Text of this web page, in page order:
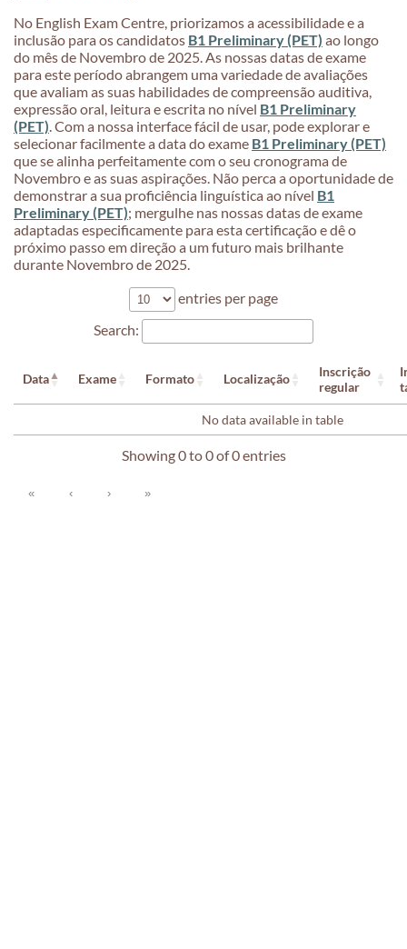
No English Exam Centre, priorizamos a acessibilidade e a
inclusão para os candidatos B1 Preliminary (PET) ao longo
do mês de Novembro de 2025. As nossas datas de exame
para este período abrangem uma variedade de avaliações
que avaliam as suas habilidades de compreensão auditiva,
expressão oral, leitura e escrita no nível B1 Preliminary
(PET) . Com a nossa interface fácil de usar, pode explorar e
selecionar facilmente a data do exame B1 Preliminary (PET)
que se alinha perfeitamente com o seu cronograma de
Novembro e as suas aspirações. Não perca a oportunidade de
demonstrar a sua proficiência linguística ao nível B1
Preliminary (PET); mergulhe nas nossas datas de exame
adaptadas especificamente para esta certificação e dê o
próximo passo em direção a um futuro mais brilhante
durante Novembro de 2025.
entries per page
Search:
Data Exame Formato Localização
Inscrição
regular
No data available in table
Showing 0 to 0 of 0 entries
« ‹ › »